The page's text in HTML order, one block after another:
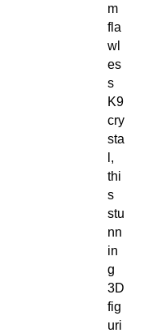
m
fla
wl
es
s
K9
cry
sta
l,
thi
s
stu
nn
in
g
3D
fig
uri